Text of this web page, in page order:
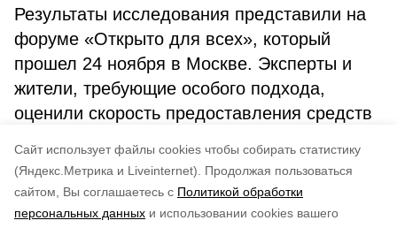
Cайт использует файлы cookies чтобы собирать статистику
(Яндекс.Метрика и Liveinternet).
Продолжая пользоваться
сайтом, Вы соглашаетесь с Политикой обработки
персональных данных и использовании cookies вашего
Результаты исследования представили на
форуме «Открыто для всех», который
прошел 24 ноября в Москве. Эксперты и
жители, требующие особого подхода,
оценили скорость предоставления средств
городской среды.
по оценке